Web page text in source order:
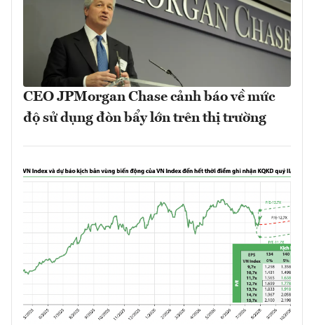
CEO JPMorgan Chase cảnh báo về mức
độ sử dụng đòn bẩy lớn trên thị trường